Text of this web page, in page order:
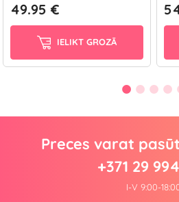
49.95 €
IELIKT GROZĀ
Preces varat
+371 29
I-V 9:00-